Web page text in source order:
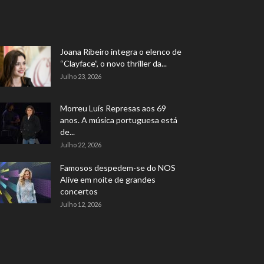
Joana Ribeiro integra o elenco de
“Clayface”, o novo thriller da...
Julho 23, 2026
Morreu Luís Represas aos 69
anos. A música portuguesa está
de...
Julho 22, 2026
Famosos despedem-se do NOS
Alive em noite de grandes
concertos
Julho 12, 2026